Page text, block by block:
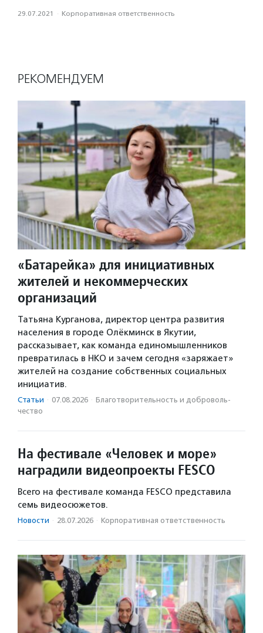
29.07.2021 · Корпоративная ответственность
РЕКОМЕНДУЕМ
«Батарейка» для инициативных
жителей и некоммерческих
организаций
Татьяна Курганова, директор центра развития
населения в городе Олёкминск в Якутии,
рассказывает, как команда единомышленников
превратилась в НКО и зачем сегодня «заряжает»
жителей на создание собственных социальных
инициатив.
Статьи · 07.08.2026 · Благотвори­тель­ность и доброволь­
чест­во
На фестивале «Человек и море»
наградили видеопроекты FESCO
Всего на фестивале команда FESCO представила
семь видеосюжетов.
Новости · 28.07.2026 · Корпоративная ответственность